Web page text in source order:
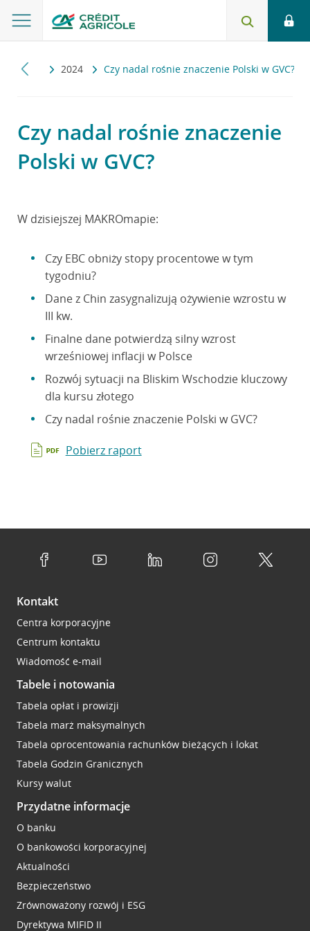
2024 Czy nadal rośnie znaczenie Polski w GVC?
Czy nadal rośnie znaczenie
Polski w GVC?
W dzisiejszej MAKROmapie:
Czy EBC obniży stopy procentowe w tym
tygodniu?
Dane z Chin zasygnalizują ożywienie wzrostu w
III kw.
Finalne dane potwierdzą silny wzrost
wrześniowej inflacji w Polsce
Rozwój sytuacji na Bliskim Wschodzie kluczowy
dla kursu złotego
Czy nadal rośnie znaczenie Polski w GVC?
Pobierz raport
Kontakt
Centra korporacyjne
Centrum kontaktu
Wiadomość e-mail
Tabele i notowania
Tabela opłat i prowizji
Tabela marż maksymalnych
Tabela oprocentowania rachunków bieżących i lokat
Tabela Godzin Granicznych
Kursy walut
Przydatne informacje
O banku
O bankowości korporacyjnej
Aktualności
Bezpieczeństwo
Zrównoważony rozwój i ESG
Dyrektywa MIFID II